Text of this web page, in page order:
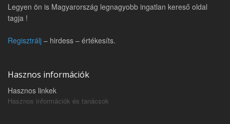
Legyen ön is Magyarország legnagyobb ingatlan kereső oldal
tagja !
Regisztrálj – hirdess – értékesíts.
Hasznos információk
Hasznos linkek
Hasznos információk és tanácsok